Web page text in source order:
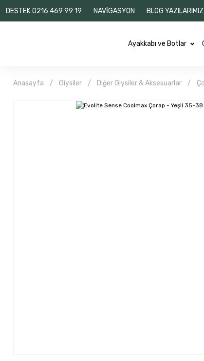
DESTEK 0216 469 99 19 NAVİGASYON BLOG YAZILARIMIZ
Ayakkabı ve Botlar
Anasayfa Giysiler Diğer Giysiler & Aksesuarlar